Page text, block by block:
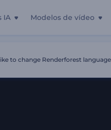
IA Modelos de vídeo
to change Renderforest